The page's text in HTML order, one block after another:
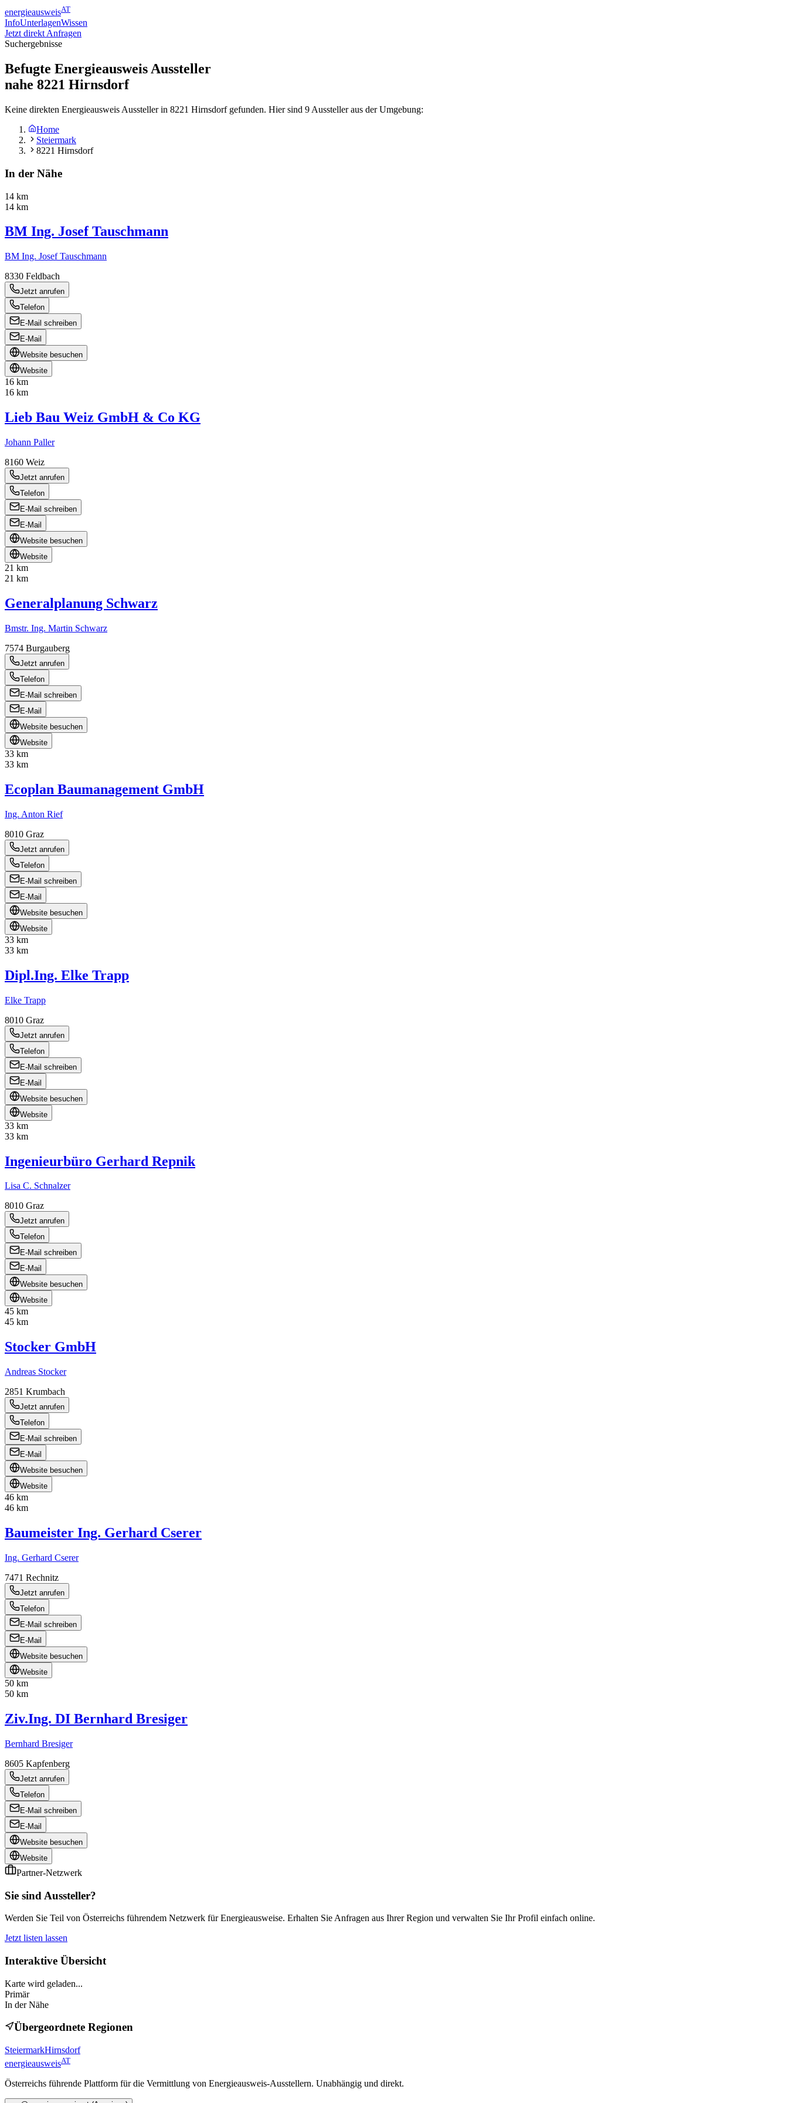
energieausweisAT
InfoUnterlagenWissen
Jetzt direkt Anfragen
Suchergebnisse
Befugte Energieausweis Aussteller
nahe 8221 Hirnsdorf
Keine direkten Energieausweis Aussteller in 8221 Hirnsdorf gefunden. Hier sind 9 Aussteller aus der Umgebung:
Home
Steiermark
8221 Hirnsdorf
In der Nähe
14 km
14 km
BM Ing. Josef Tauschmann
BM Ing. Josef Tauschmann
8330 Feldbach
Jetzt anrufen
Telefon
E-Mail schreiben
E-Mail
Website besuchen
Website
16 km
16 km
Lieb Bau Weiz GmbH & Co KG
Johann Paller
8160 Weiz
Jetzt anrufen
Telefon
E-Mail schreiben
E-Mail
Website besuchen
Website
21 km
21 km
Generalplanung Schwarz
Bmstr. Ing. Martin Schwarz
7574 Burgauberg
Jetzt anrufen
Telefon
E-Mail schreiben
E-Mail
Website besuchen
Website
33 km
33 km
Ecoplan Baumanagement GmbH
Ing. Anton Rief
8010 Graz
Jetzt anrufen
Telefon
E-Mail schreiben
E-Mail
Website besuchen
Website
33 km
33 km
Dipl.Ing. Elke Trapp
Elke Trapp
8010 Graz
Jetzt anrufen
Telefon
E-Mail schreiben
E-Mail
Website besuchen
Website
33 km
33 km
Ingenieurbüro Gerhard Repnik
Lisa C. Schnalzer
8010 Graz
Jetzt anrufen
Telefon
E-Mail schreiben
E-Mail
Website besuchen
Website
45 km
45 km
Stocker GmbH
Andreas Stocker
2851 Krumbach
Jetzt anrufen
Telefon
E-Mail schreiben
E-Mail
Website besuchen
Website
46 km
46 km
Baumeister Ing. Gerhard Cserer
Ing. Gerhard Cserer
7471 Rechnitz
Jetzt anrufen
Telefon
E-Mail schreiben
E-Mail
Website besuchen
Website
50 km
50 km
Ziv.Ing. DI Bernhard Bresiger
Bernhard Bresiger
8605 Kapfenberg
Jetzt anrufen
Telefon
E-Mail schreiben
E-Mail
Website besuchen
Website
Partner-Netzwerk
Sie sind Aussteller?
Werden Sie Teil von Österreichs führendem Netzwerk für Energieausweise. Erhalten Sie Anfragen aus Ihrer Region und verwalten Sie Ihr Profil einfach online.
Jetzt listen lassen
Interaktive Übersicht
Karte wird geladen...
Primär
In der Nähe
Übergeordnete Regionen
SteiermarkHirnsdorf
energieausweisAT
Österreichs führende Plattform für die Vermittlung von Energieausweis-Ausstellern. Unabhängig und direkt.